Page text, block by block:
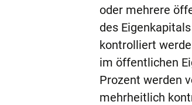
oder mehrere
des
kontrolliert
im öffentlichen
Prozent werden
mehrheitlich